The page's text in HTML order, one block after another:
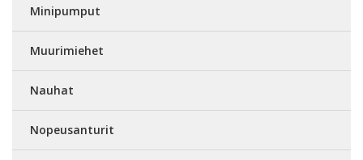
Minipumput
Muurimiehet
Nauhat
Nopeusanturit